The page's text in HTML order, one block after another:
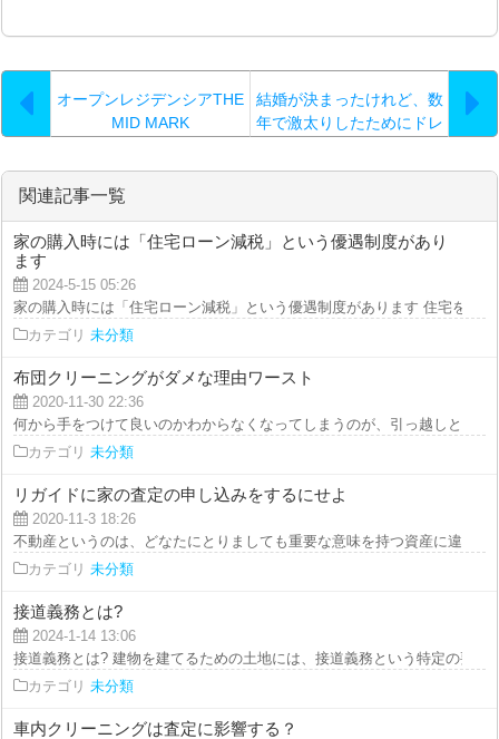
オープンレジデンシアTHE
MID MARK
結婚が決まったけれど、数
年で激太りしたためにドレ
式はしないけれど写真くら
関連記事一覧
家の購入時には「住宅ローン減税」という優遇制度があり
ます
2024-5-15 05:26
家の購入時には「住宅ローン減税」という優遇制度があります 住宅を購
カテゴリ 未分類
布団クリーニングがダメな理由ワースト
2020-11-30 22:36
何から手をつけて良いのかわからなくなってしまうのが、引っ越しと宅配
カテゴリ 未分類
リガイドに家の査定の申し込みをするにせよ
2020-11-3 18:26
不動産というのは、どなたにとりましても重要な意味を持つ資産に違いあ
カテゴリ 未分類
接道義務とは?
2024-1-14 13:06
接道義務とは? 建物を建てるための土地には、接道義務という特定の要件
カテゴリ 未分類
車内クリーニングは査定に影響する？